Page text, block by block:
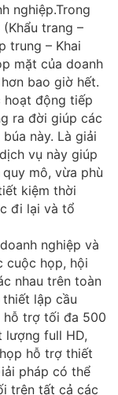
nghiệp.Trong
trang –
trung – Khai
mặt của doanh
bao giờ hết.
hoạt động tiếp
ra đời giúp các
này. Là giải
vụ này giúp
mô, vừa phù
kiệm thời
đi lại và tổ
nghiệp và
cuộc họp, hội
nhau trên toàn
lập cầu
hỗ trợ tối đa 500
lượng full HD,
hỗ trợ thiết
pháp có thể
trên tất cả các